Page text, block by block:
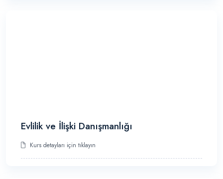
Evlilik ve İlişki Danışmanlığı
Kurs detayları için tıklayın